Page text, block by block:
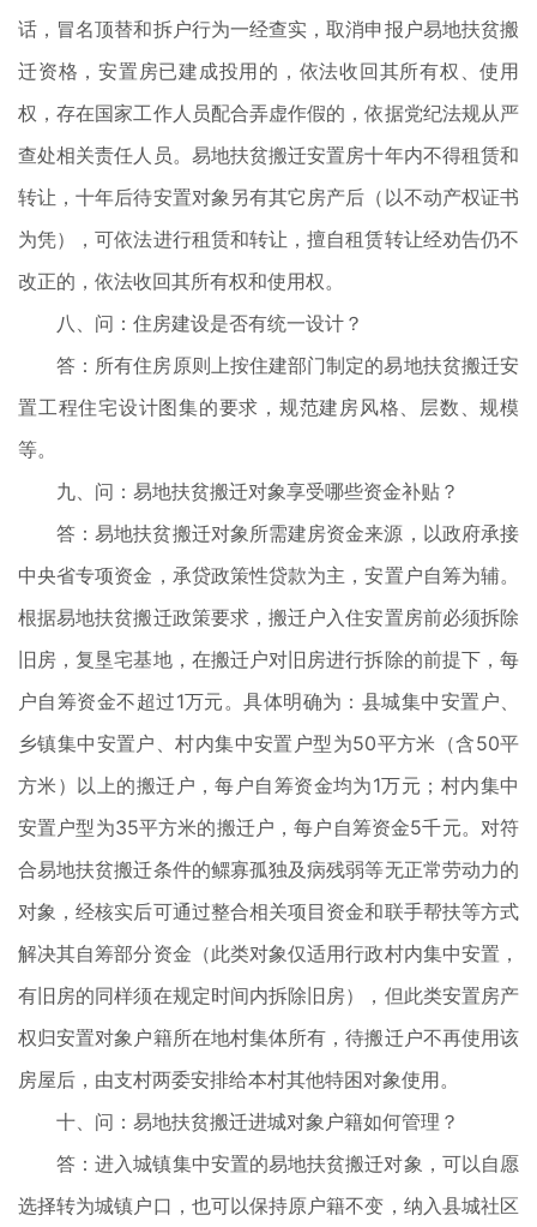
话，冒名顶替和拆户行为一经查实，取消申报户易地扶贫搬
迁资格，安置房已建成投用的，依法收回其所有权、使用
权，存在国家工作人员配合弄虚作假的，依据党纪法规从严
查处相关责任人员。易地扶贫搬迁安置房十年内不得租赁和
转让，十年后待安置对象另有其它房产后（以不动产权证书
为凭），可依法进行租赁和转让，擅自租赁转让经劝告仍不
改正的，依法收回其所有权和使用权。
八、问：住房建设是否有统一设计？
答：所有住房原则上按住建部门制定的易地扶贫搬迁安
置工程住宅设计图集的要求，规范建房风格、层数、规模
等。
九、问：易地扶贫搬迁对象享受哪些资金补贴？
答：易地扶贫搬迁对象所需建房资金来源，以政府承接
中央省专项资金，承贷政策性贷款为主，安置户自筹为辅。
根据易地扶贫搬迁政策要求，搬迁户入住安置房前必须拆除
旧房，复垦宅基地，在搬迁户对旧房进行拆除的前提下，每
户自筹资金不超过1万元。具体明确为：县城集中安置户、
乡镇集中安置户、村内集中安置户型为50平方米（含50平
方米）以上的搬迁户，每户自筹资金均为1万元；村内集中
安置户型为35平方米的搬迁户，每户自筹资金5千元。对符
合易地扶贫搬迁条件的鳏寡孤独及病残弱等无正常劳动力的
对象，经核实后可通过整合相关项目资金和联手帮扶等方式
解决其自筹部分资金（此类对象仅适用行政村内集中安置，
有旧房的同样须在规定时间内拆除旧房），但此类安置房产
权归安置对象户籍所在地村集体所有，待搬迁户不再使用该
房屋后，由支村两委安排给本村其他特困对象使用。
十、问：易地扶贫搬迁进城对象户籍如何管理？
答：进入城镇集中安置的易地扶贫搬迁对象，可以自愿
选择转为城镇户口，也可以保持原户籍不变，纳入县城社区